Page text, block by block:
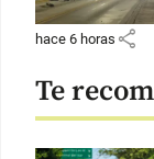
hace 6 horas share
Te